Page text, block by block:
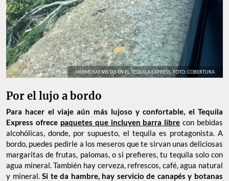
HERMOSAS VISTAS EN EL TEQUILA EXPRESS. FOTO: COBERTURA
Por el lujo a bordo
Para hacer el viaje aún más lujoso y confortable, el Tequila
Express ofrece paquetes que incluyen barra libre con bebidas
alcohólicas, donde, por supuesto, el tequila es protagonista. A
bordo, puedes pedirle a los meseros que te sirvan unas deliciosas
margaritas de frutas, palomas, o si prefieres, tu tequila solo con
agua mineral. También hay cerveza, refrescos, café, agua natural
y mineral.Si te da hambre, hay servicio de canapés y botanas